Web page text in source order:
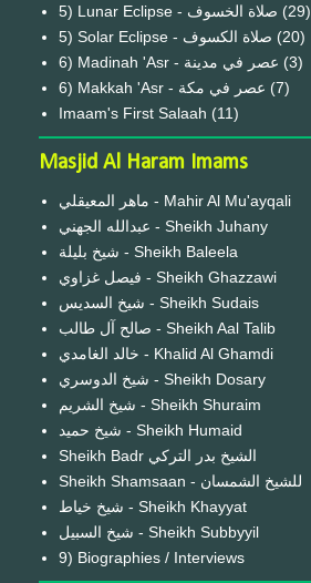
5) Lunar Eclipse - صلاة الخسوف (29)
(20)
6) Madinah 'Asr - عصر في مدينة (3)
6) Makkah 'Asr - عصر في مكة (7)
Imaam's First Salaah (11)
Masjid Al Haram Imams
ماهر المعيقلي - Mahir Al Mu'ayqali
عبدالله الجهني - Sheikh Juhany
شيخ بليلة - Sheikh Baleela
فيصل غزاوي - Sheikh Ghazzawi
شيخ السديس - Sheikh Sudais
صالح آل طالب - Sheikh Aal Talib
خالد الغامدي - Khalid Al Ghamdi
شيخ الدوسري - Sheikh Dosary
شيخ الشريم - Sheikh Shuraim
شيخ حميد - Sheikh Humaid
Sheikh Badr الشيخ بدر التركي
Sheikh Shamsaan - للشيخ الشمسان
شيخ خياط - Sheikh Khayyat
شيخ السبيل - Sheikh Subbyyil
9) Biographies / Interviews